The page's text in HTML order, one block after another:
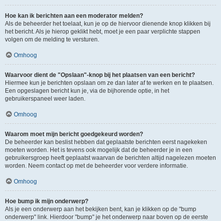
Hoe kan ik berichten aan een moderator melden?
Als de beheerder het toelaat, kun je op de hiervoor dienende knop klikken bij
het bericht. Als je hierop geklikt hebt, moet je een paar verplichte stappen
volgen om de melding te versturen.
Omhoog
Waarvoor dient de "Opslaan"-knop bij het plaatsen van een bericht?
Hiermee kun je berichten opslaan om ze dan later af te werken en te plaatsen.
Een opgeslagen bericht kun je, via de bijhorende optie, in het
gebruikerspaneel weer laden.
Omhoog
Waarom moet mijn bericht goedgekeurd worden?
De beheerder kan beslist hebben dat geplaatste berichten eerst nagekeken
moeten worden. Het is tevens ook mogelijk dat de beheerder je in een
gebruikersgroep heeft geplaatst waarvan de berichten altijd nagelezen moeten
worden. Neem contact op met de beheerder voor verdere informatie.
Omhoog
Hoe bump ik mijn onderwerp?
Als je een onderwerp aan het bekijken bent, kan je klikken op de "bump
onderwerp" link. Hierdoor "bump" je het onderwerp naar boven op de eerste